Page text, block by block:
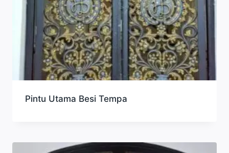
Pintu Utama Besi Tempa